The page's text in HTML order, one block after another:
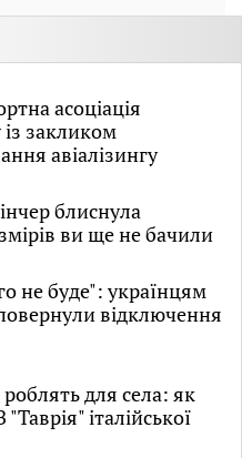
асоціація
закликом
авіалізингу
блиснула
ви ще не бачили
не буде": українцям
відключення
для села: як
італійської